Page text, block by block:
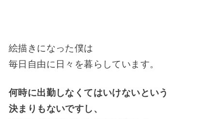
絵描きになった僕は
毎日自由に日々を暮らしています。
何時に出勤しなくてはいけないという
決まりもないですし、